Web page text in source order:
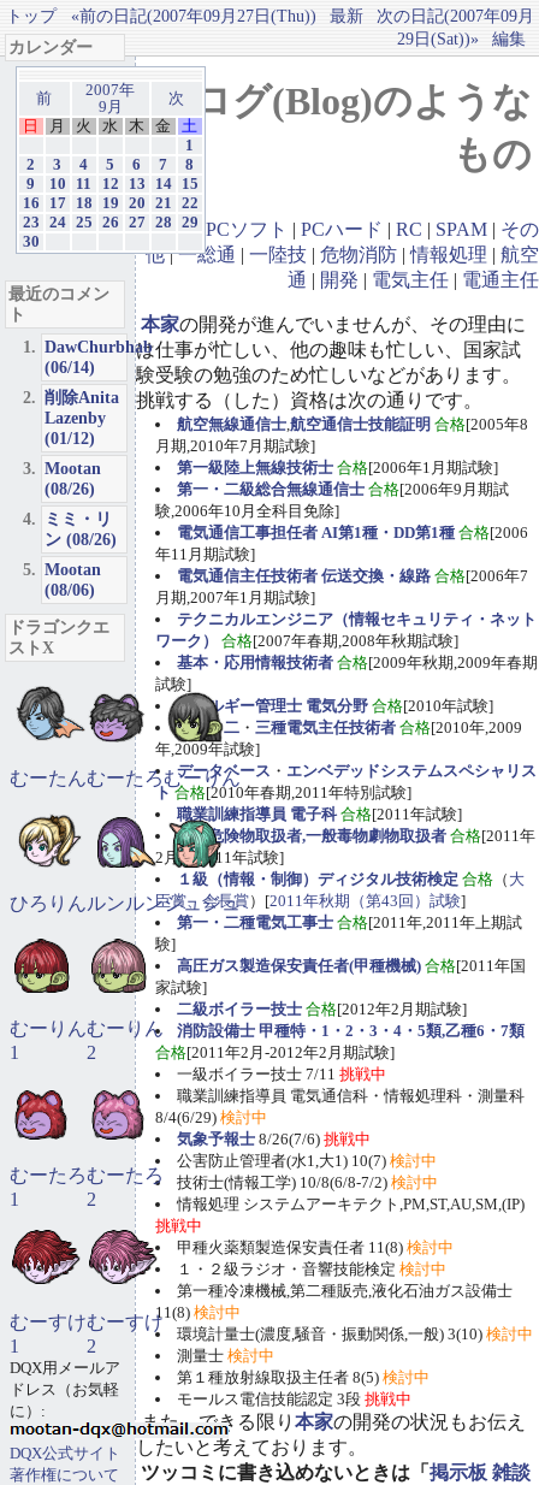
トップ «前の日記(2007年09月27日(Thu)) 最新
次の日記(2007年09月
29日(Sat))»
編集
ブログ(Blog)のような
もの
GBA| PCソフト | PCハード | RC | SPAM | その
他|一総通 | 一陸技 | 危物消防 |情報処理 | 航空
通 | 開発 | 電気主任 | 電通主任
本家の開発が進んでいませんが、その理由に
は仕事が忙しい、他の趣味も忙しい、国家試
験受験の勉強のため忙しいなどがあります。
挑戦する（した）資格は次の通りです。
航空無線通信士,航空通信士技能証明 合格[2005年8
月期,2010年7月期試験]
第一級陸上無線技術士 合格[2006年1月期試験]
第一・二級総合無線通信士 合格[2006年9月期試
験,2006年10月全科目免除]
電気通信工事担任者 AI第1種・DD第1種 合格[2006
年11月期試験]
電気通信主任技術者 伝送交換・線路 合格[2006年7
月期,2007年1月期試験]
テクニカルエンジニア（情報セキュリティ・ネット
ワーク）
合格[2007年春期,2008年秋期試験]
基本・応用情報技術者 合格[2009年秋期,2009年春期
試験]
エネルギー管理士 電気分野 合格[2010年試験]
第一・二 ・ 三種電気主任技術者 合格[2010年,2009
年,2009年試験]
データベース ・ エンベデッドシステムスペシャリス
ト 合格[2010年春期,2011年特別試験]
職業訓練指導員 電子科 合格[2011年試験]
甲種危険物取扱者,一般毒物劇物取扱者 合格[2011年
2月期,2011年試験]
１級（情報・制御）ディジタル技術検定 合格 （ 大
臣賞、会長賞）[2011年秋期（第43回）試験]
第一・二種電気工事士 合格[2011年,2011年上期試
験]
高圧ガス製造保安責任者(甲種機械) 合格[2011年国
家試験]
二級ボイラー技士 合格[2012年2月期試験]
消防設備士 甲種特・1・2・3・4・5類,乙種6・7類
合格[2011年2月-2012年2月期試験]
一級ボイラー技士 7/11 挑戦中
職業訓練指導員 電気通信科・情報処理科・測量科
8/4(6/29) 検討中
気象予報士 8/26(7/6) 挑戦中
公害防止管理者(水1,大1) 10(7) 検討中
技術士(情報工学) 10/8(6/8-7/2) 検討中
情報処理 システムアーキテクト,PM,ST,AU,SM,(IP)
挑戦中
甲種火薬類製造保安責任者 11(8) 検討中
１・２級ラジオ・音響技能検定 検討中
第一種冷凍機械,第二種販売,液化石油ガス設備士
11(8) 検討中
環境計量士(濃度,騒音・振動関係,一般) 3(10) 検討中
測量士 検討中
第１種放射線取扱主任者 8(5) 検討中
モールス電信技能認定 3段 挑戦中
また、できる限り 本家の開発の状況もお伝え
したいと考えております。
ツッコミに書き込めないときは「 掲示板 雑談
カレンダー
前
2007年
9月
次
日
月 火 水 木 金
土
1
2
3 4 5 6 7
8
9
10 11 12 13 14
15
16
17 18 19 20 21
22
23
24 25 26 27 28
29
30
最近のコメン
ト
DawChurbhab
(06/14)
削除Anita
Lazenby
(01/12)
Mootan
(08/26)
ミミ・リ
ン (08/26)
Mootan
(08/06)
ドラゴンクエ
ストX
むーたんむーたろむーりん
ひろりんルンルンジュジュ
むーりん
1
むーりん
2
むーたろ
1
むーたろ
2
むーすけ
1
むーすけ
2
DQX用メールア
ドレス（お気軽
に）:
DQX公式サイト
著作権について